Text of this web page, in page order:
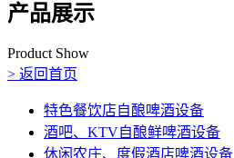
产品展示
Product Show
> 返回首页
特色餐饮店自酿啤酒设备
酒吧、KTV自酿鲜啤酒设备
休闲农庄、度假酒店啤酒设备